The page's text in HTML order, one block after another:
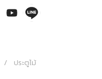
ประตูไม้